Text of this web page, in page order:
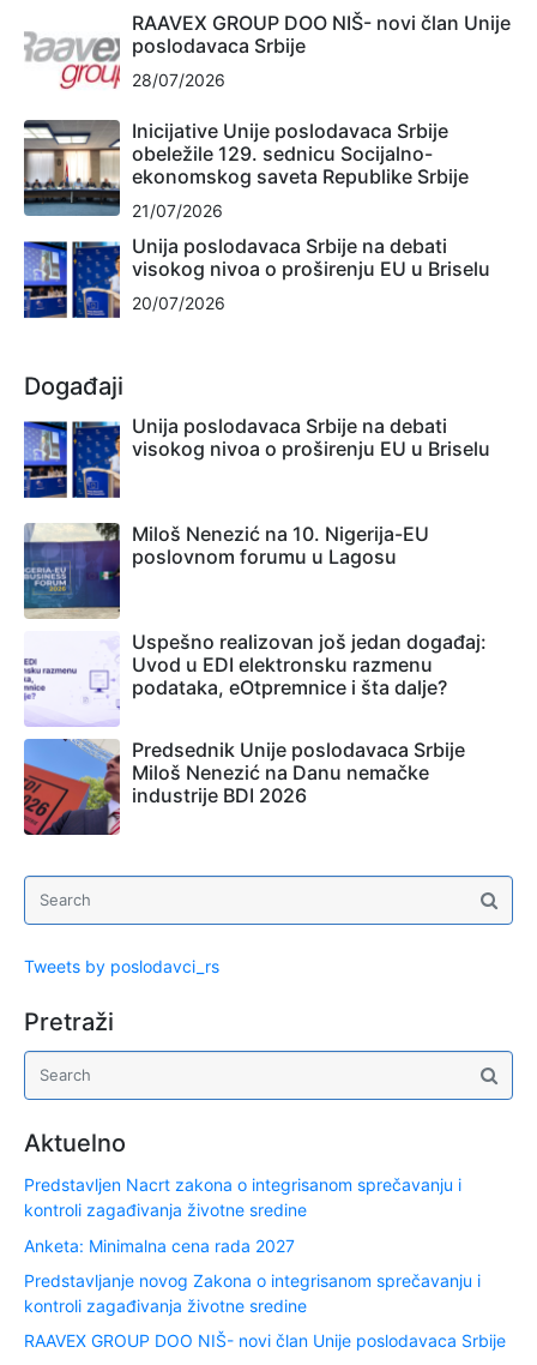
RAAVEX GROUP DOO NIŠ- novi član Unije
poslodavaca Srbije
28/07/2026
Inicijative Unije poslodavaca Srbije
obeležile 129. sednicu Socijalno-
ekonomskog saveta Republike Srbije
21/07/2026
Unija poslodavaca Srbije na debati
visokog nivoa o proširenju EU u Briselu
20/07/2026
Događaji
Unija poslodavaca Srbije na debati
visokog nivoa o proširenju EU u Briselu
Miloš Nenezić na 10. Nigerija-EU
poslovnom forumu u Lagosu
Uspešno realizovan još jedan događaj:
Uvod u EDI elektronsku razmenu
podataka, eOtpremnice i šta dalje?
Predsednik Unije poslodavaca Srbije
Miloš Nenezić na Danu nemačke
industrije BDI 2026
Tweets by poslodavci_rs
Pretraži
Aktuelno
Predstavljen Nacrt zakona o integrisanom sprečavanju i
kontroli zagađivanja životne sredine
Anketa: Minimalna cena rada 2027
Predstavljanje novog Zakona o integrisanom sprečavanju i
kontroli zagađivanja životne sredine
RAAVEX GROUP DOO NIŠ- novi član Unije poslodavaca Srbije